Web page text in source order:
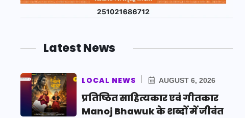
Latest News
LOCAL NEWS AUGUST 6, 2026
प्रतिष्ठित साहित्यकार एवं गीतकार
Manoj Bhawuk के शब्दों में जीवंत